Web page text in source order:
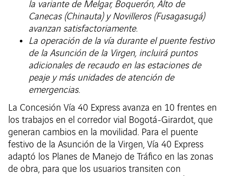
la variante de Melgar, Boquerón, Alto de
Canecas (Chinauta) y Novilleros (Fusagasugá)
avanzan satisfactoriamente.
La operación de la vía durante el puente festivo
de la Asunción de la Virgen, incluirá puntos
adicionales de recaudo en las estaciones de
peaje y más unidades de atención de
emergencias.
La Concesión Vía 40 Express avanza en 10 frentes en
los trabajos en el corredor vial Bogotá-Girardot, que
generan cambios en la movilidad. Para el puente
festivo de la Asunción de la Virgen, Vía 40 Express
adaptó los Planes de Manejo de Tráfico en las zonas
de obra, para que los usuarios transiten con